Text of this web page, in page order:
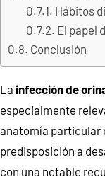
Hábitos
El papel
Conclusión
La infección de
especialmente
anatomía particular
predisposición a
con una notable